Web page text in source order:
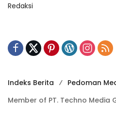
Redaksi
Indeks Berita
Pedoman
Member of PT. Techno Media